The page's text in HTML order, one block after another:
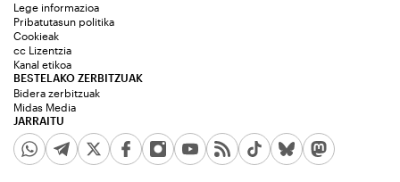
JARRAITU
Lege informazioa
Pribatutasun politika
Cookieak
cc Lizentzia
Kanal etikoa
BESTELAKO ZERBITZUAK
Bidera zerbitzuak
Midas Media